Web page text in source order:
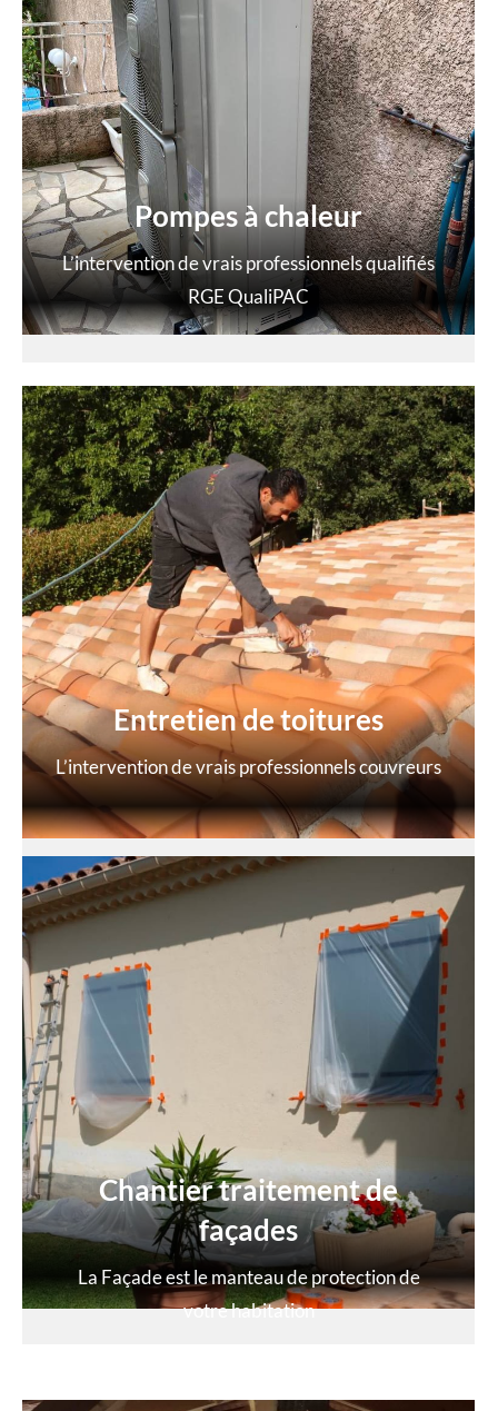
Pompes à chaleur
L’intervention de vrais professionnels qualifiés
RGE QualiPAC
Entretien de toitures
L’intervention de vrais professionnels couvreurs
Chantier traitement de
façades
La Façade est le manteau de protection de
votre habitation